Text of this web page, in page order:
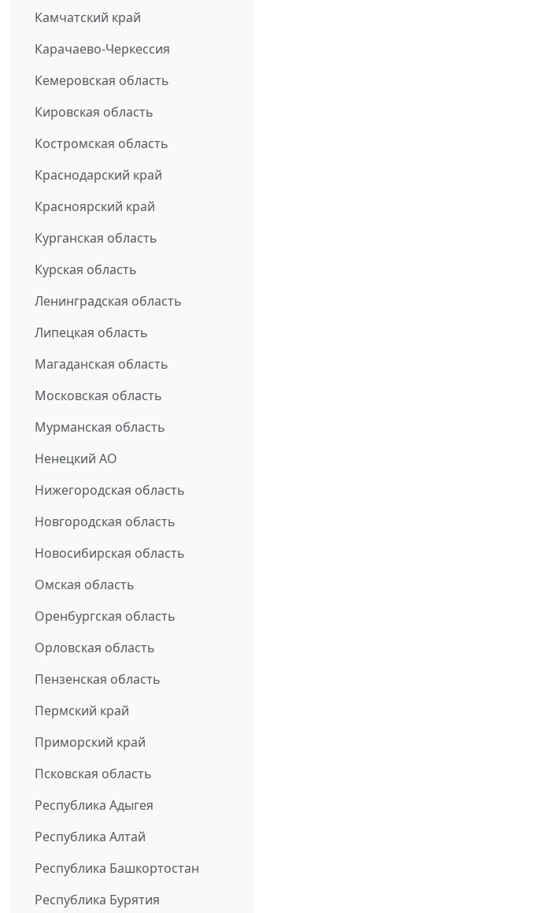
Камчатский край
Карачаево-Черкессия
Кемеровская область
Кировская область
Костромская область
Краснодарский край
Красноярский край
Курганская область
Курская область
Ленинградская область
Липецкая область
Магаданская область
Московская область
Мурманская область
Ненецкий АО
Нижегородская область
Новгородская область
Новосибирская область
Омская область
Оренбургская область
Орловская область
Пензенская область
Пермский край
Приморский край
Псковская область
Республика Адыгея
Республика Алтай
Республика Башкортостан
Республика Бурятия